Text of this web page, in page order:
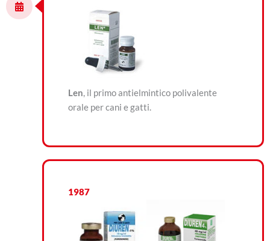
Len, il primo antielmintico polivalente
orale per cani e gatti.
1987